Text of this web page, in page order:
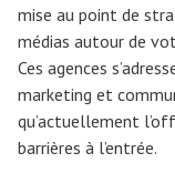
mise au point de
médias autour de
Ces agences
marketing et
qu’actuellement
barrières à l’entrée.